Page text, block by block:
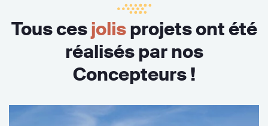
Tous cesjolisprojets ont été
réalisés par nos
Concepteurs !